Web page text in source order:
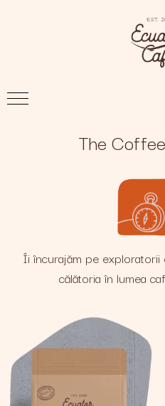
The Nomad
The
Îi încurajăm pe
călătoria în lumea